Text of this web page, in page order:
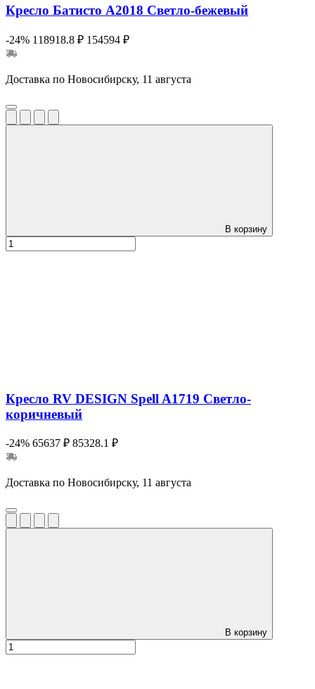
Кресло Батисто А2018 Cветло-бежевый
-24% 118918.8 ₽ 154594 ₽
Доставка по Новосибирску, 11 августа
В корзину
Кресло RV DESIGN Spell A1719 Светло-
коричневый
-24% 65637 ₽ 85328.1 ₽
Доставка по Новосибирску, 11 августа
В корзину